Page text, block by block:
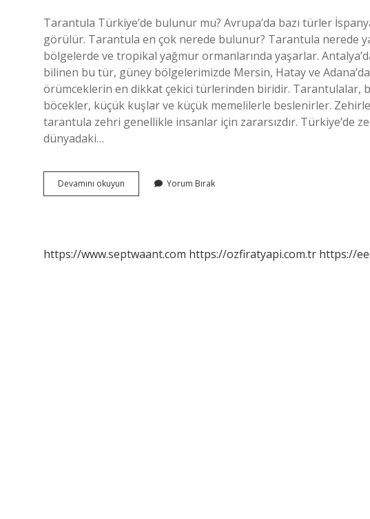
Tarantula Türkiye’de bulunur mu? Avrupa’da bazı türler
görülür. Tarantula en çok nerede bulunur? Tarantula nerede
bölgelerde ve tropikal yağmur ormanlarında yaşarlar.
bilinen bu tür, güney bölgelerimizde Mersin, Hatay ve
örümceklerin en dikkat çekici türlerinden biridir. Tarantulalar,
böcekler, küçük kuşlar ve küçük memelilerle beslenirler.
tarantula zehri genellikle insanlar için zararsızdır. Türkiye’de
dünyadaki…
Devamını okuyun Tarantula
Türkiyede
Yorum Bırak
https://www.septwaant.com https://ozfiratyapi.com.tr https://